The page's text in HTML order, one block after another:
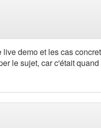
demo et les cas
le sujet, car c'était